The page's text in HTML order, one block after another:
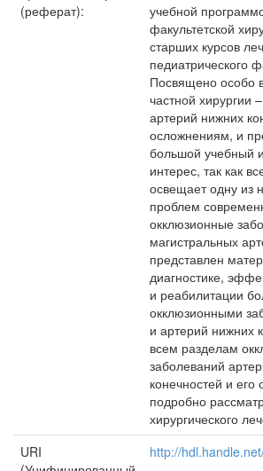
(реферат):
учебной
факультетской
старших курсов
педиатрического
Посвящено особо
частной хирургии
артерий нижних
осложнениям, и
большой учебный
интерес, так как
освещает одну из
проблем
окклюзионные
магистральных
представлен
диагностике,
и реабилитации
окклюзионными
и артерий нижних
всем разделам
заболеваний
конечностей и его
подробно
хирургического
URI
http://